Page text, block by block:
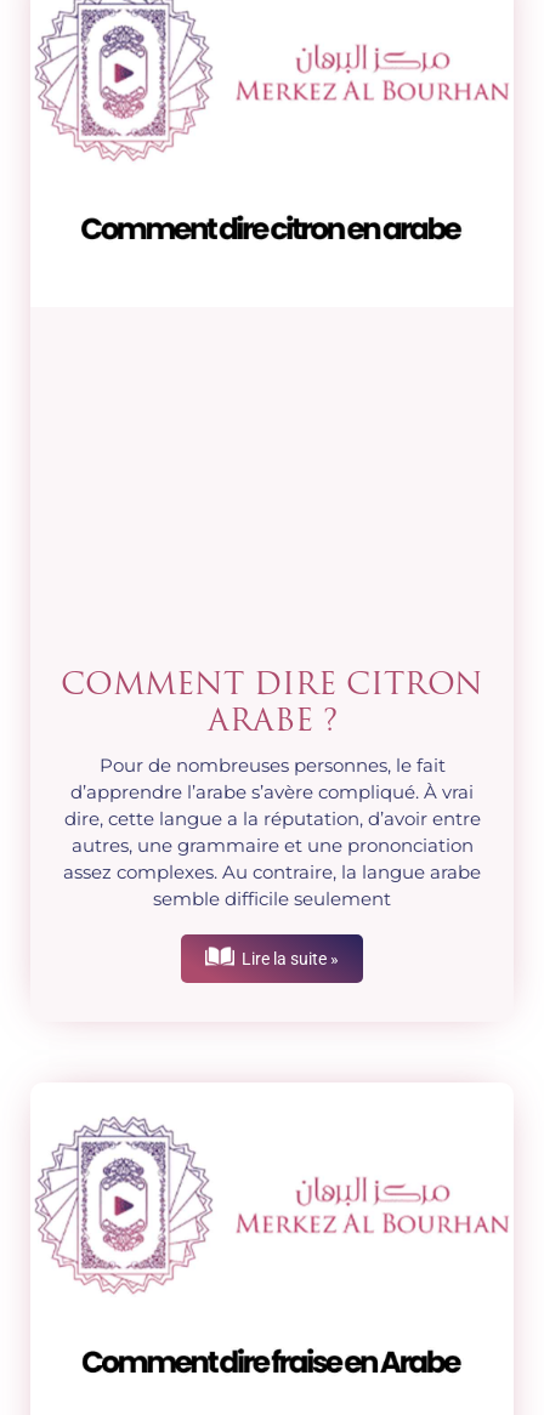
COMMENT DIRE CITRON
ARABE ?
Pour de nombreuses personnes, le fait
d’apprendre l’arabe s’avère compliqué. À vrai
dire, cette langue a la réputation, d’avoir entre
autres, une grammaire et une prononciation
assez complexes. Au contraire, la langue arabe
semble difficile seulement
Lire la suite »